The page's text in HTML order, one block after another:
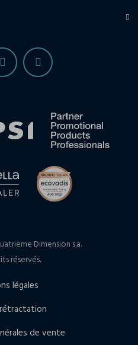
Dimension s.a.
réservés.
légales
de vente